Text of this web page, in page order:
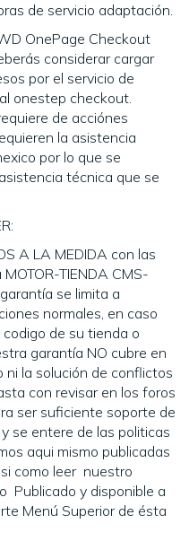
de servicio adaptación.
OnePage Checkout
considerar cargar
por el servicio de
onestep checkout.
de acciónes
la asistencia
por lo que se
técnica que se
A LA MEDIDA con las
TIENDA CMS-
se limita a
normales, en caso
de su tienda o
garantía NO cubre en
la solución de conflictos
con revisar en los foros
ser suficiente soporte de
se entere de las politicas
aqui mismo publicadas
como leer nuestro
Publicado y disponible a
Menú Superior de ésta